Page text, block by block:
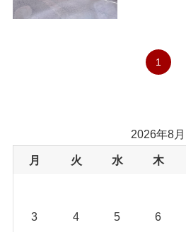
1
2026年8月
月 火 水 木
3 4 5 6